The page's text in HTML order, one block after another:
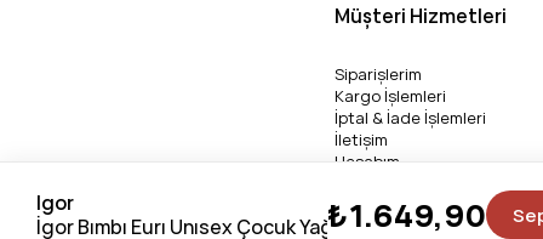
Müşteri Hizmetleri
Siparişlerim
Kargo İşlemleri
İptal & İade İşlemleri
İletişim
Hesabım
Copyright 2026 ©
Igor
İgor Bımbı Eurı Unısex Çocuk Yağmur Çizmesi (22-30)
₺1.649,90